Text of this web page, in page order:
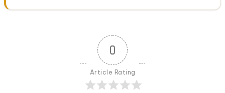
0
Article Rating